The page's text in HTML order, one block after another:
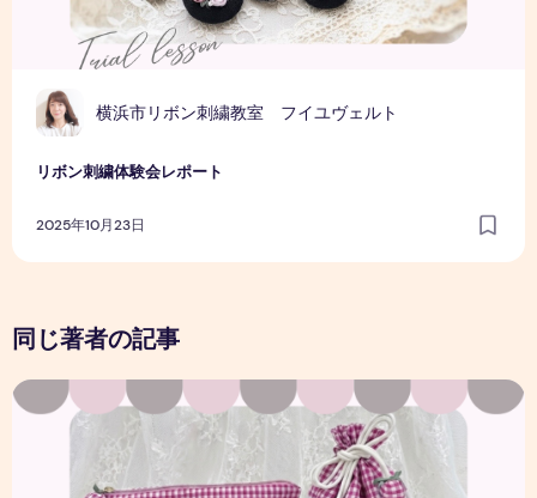
横浜市リボン刺繍教室 フイユヴェルト
リボン刺繍体験会レポート
2025年10月23日
同じ著者の記事
最初はできなくて当たり前。刺繍初心者さんの成長を見守る